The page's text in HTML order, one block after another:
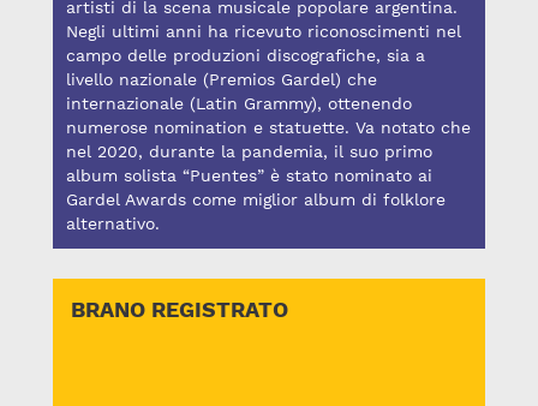
artisti di la scena musicale popolare argentina.
Negli ultimi anni ha ricevuto riconoscimenti nel
campo delle produzioni discografiche, sia a
livello nazionale (Premios Gardel) che
internazionale (Latin Grammy), ottenendo
numerose nomination e statuette. Va notato che
nel 2020, durante la pandemia, il suo primo
album solista “Puentes” è stato nominato ai
Gardel Awards come miglior album di folklore
alternativo.
BRANO REGISTRATO